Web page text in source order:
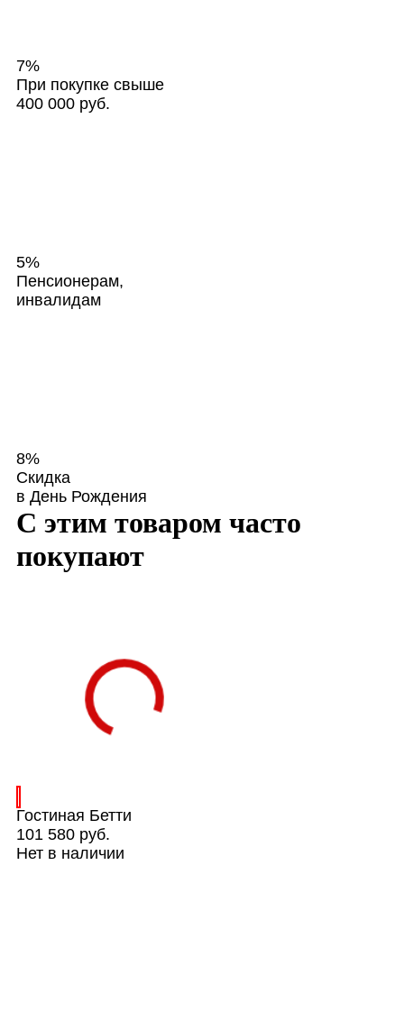
7%
При покупке свыше
400 000 руб.
5%
Пенсионерам,
инвалидам
8%
Скидка
в День Рождения
С этим товаром часто
покупают
Гостиная Бетти
101 580 руб.
Нет в наличии